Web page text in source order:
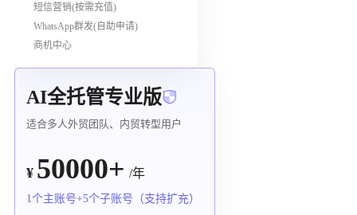
短信营销(按需充值)
WhatsApp群发(自助申请)
商机中心
AI全托管专业版
适合多人外贸团队、内贸转型用户
¥ 50000+ /年
1个主账号+5个子账号（支持扩充）